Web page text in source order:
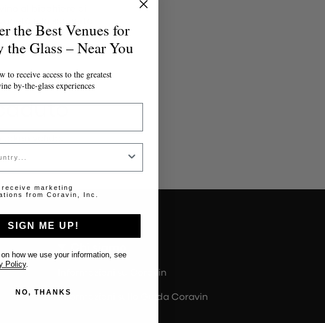
al bicchiere di
e la scoperta
il calice perfetto
COMPILI IL MODULO.
valido.
Informazioni su Coravin
Informazioni sulla Guida Coravin
the Best Venues for
the Glass – Near You
to receive access to the greatest
by-the-glass experiences
marketing
from Coravin, Inc.
SIGN ME UP!
how we use your information, see
Policy
NO, THANKS